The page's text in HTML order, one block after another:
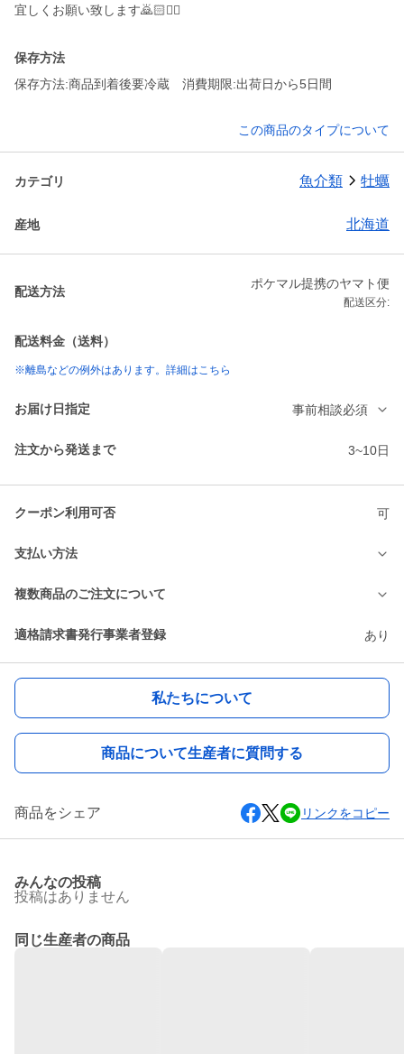
保存方法
保存方法:商品到着後要冷蔵 消費期限:出荷日から5日間
この商品のタイプについて
カテゴリ 魚介類 牡蠣
産地 北海道
配送方法
ポケマル提携のヤマト便
配送区分:
配送料金（送料）
※離島などの例外はあります。詳細はこちら
お届け日指定 事前相談必須
注文から発送まで 3~10日
クーポン利用可否 可
支払い方法
複数商品のご注文について
適格請求書発行事業者登録 あり
私たちについて
商品について生産者に質問する
商品をシェア リンクをコピー
みんなの投稿
投稿はありません
同じ生産者の商品